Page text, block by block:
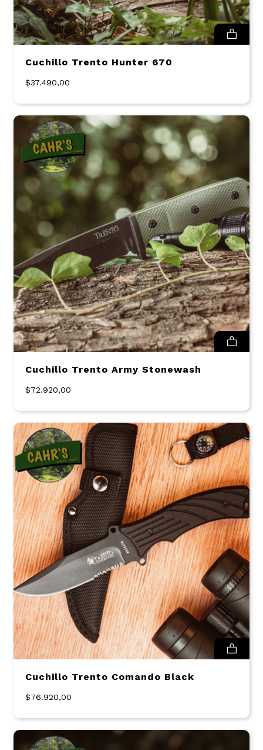
Cuchillo Trento Hunter 670
$37.490,00
Cuchillo Trento Army Stonewash
$72.920,00
Cuchillo Trento Comando Black
$76.920,00